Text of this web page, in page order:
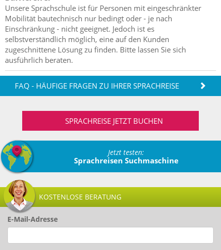
Unsere Sprachschule ist für Personen mit eingeschränkter
Mobilität bautechnisch nur bedingt oder - je nach
Einschränkung - nicht geeignet. Jedoch ist es
selbstverständlich möglich, eine auf den Kunden
zugeschnittene Lösung zu finden. Bitte lassen Sie sich
ausführlich beraten.
FAQ - HÄUFIGE FRAGEN ZU IHRER SPRACHREISE
SPRACHREISE JETZT BUCHEN
Jetzt testen:
Sprachreisen Suchmaschine
KOSTENLOSE BERATUNG
E-Mail-Adresse